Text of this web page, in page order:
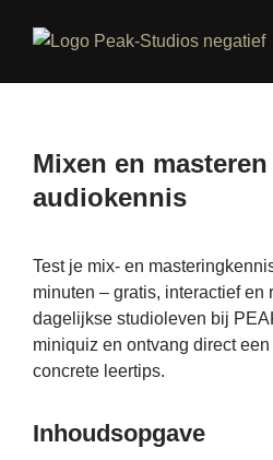
Mixen en
audiokennis
Test je mix- en
minuten – gratis, interactief en
dagelijkse studioleven bij
miniquiz en ontvang direct
concrete leertips.
Inhoudsopgave